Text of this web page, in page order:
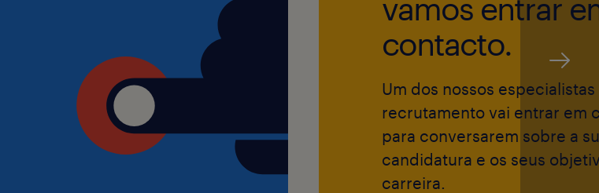
Preocupamo-nos com a igualdade de oportunidades,
independentemente de etnia, cor, religião, sexo,
orientação sexual, identidade de género,
nacionalidade, idade, informações genéticas,
incapacidade ou qualquer outro estatuto de grupo
protegido por lei. Desta forma, em cumprimento do
vamos entrar
contacto.
Um dos nossos
recrutamento vai entrar em
para conversarem sobre a
candidatura e os seus
carreira.